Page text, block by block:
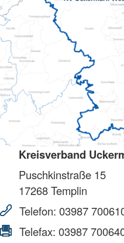
Kreisverband
Puschkinstraße 15
17268Templin
Telefon: 03987
Telefax: 03987